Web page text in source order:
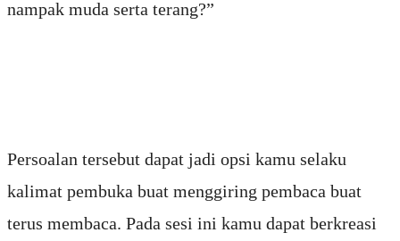
nampak muda serta terang?”
Persoalan tersebut dapat jadi opsi kamu selaku
kalimat pembuka buat menggiring pembaca buat
terus membaca. Pada sesi ini kamu dapat berkreasi